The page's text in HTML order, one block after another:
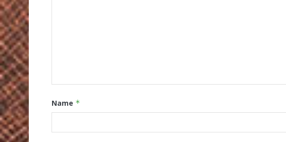
Name *